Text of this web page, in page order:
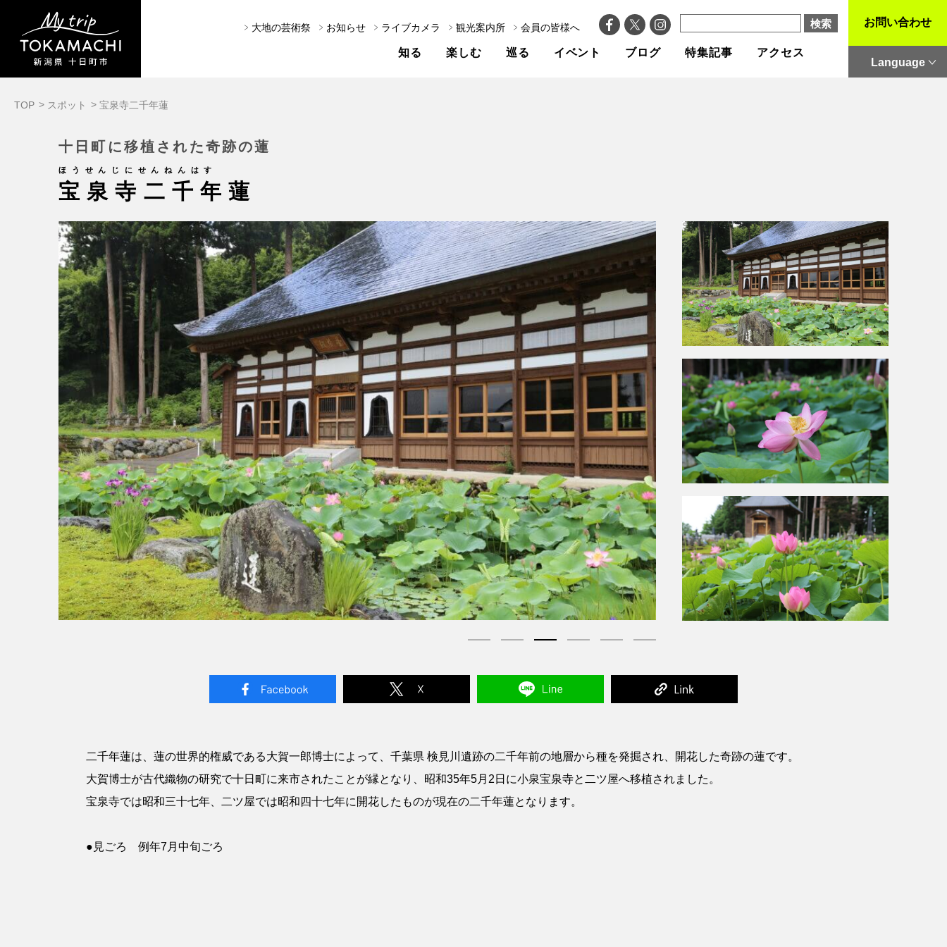
知る 楽しむ 巡る イベント ブログ 特集記事 アクセス
大地の芸術祭 お知らせ ライブカメラ 観光案内所 会員の皆様へ お問い合わせ
Language
TOP スポット 宝泉寺二千年蓮
十日町に移植された奇跡の蓮
ほうせんじにせんねんはす
宝泉寺二千年蓮
二千年蓮は、蓮の世界的権威である大賀一郎博士によって、千葉県 検見川遺跡の二千年前の地層から種を発掘され、開花した奇跡の蓮です。
大賀博士が古代織物の研究で十日町に来市されたことが縁となり、昭和35年5月2日に小泉宝泉寺と二ツ屋へ移植されました。
宝泉寺では昭和三十七年、二ツ屋では昭和四十七年に開花したものが現在の二千年蓮となります。
●見ごろ 例年7月中旬ごろ